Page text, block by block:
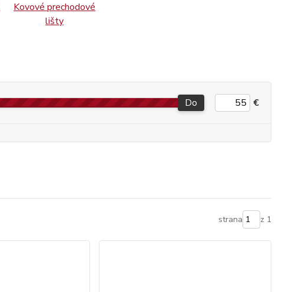
Kovové prechodové
lišty
Do €
strana z 1